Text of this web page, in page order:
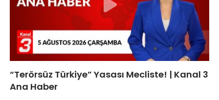
“Terörsüz Türkiye” Yasası Mecliste! | Kanal 3
Ana Haber